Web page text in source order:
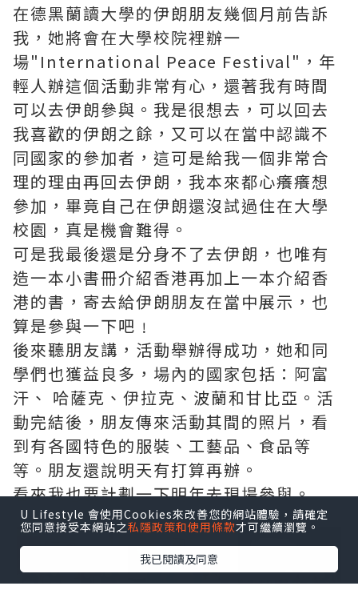
在德黑蘭讀大學的伊朗朋友幾個月前告訴
我，她將會在大學校院裡辦一
場"International Peace Festival"，年
輕人辦這個活動非常有心，還著我有時間
可以去伊朗參與。我是很想去，可以回去
我喜歡的伊朗之餘，又可以在當中認識不
同國家的參加者，這可是給我一個非常合
理的理由再回去伊朗，我本來都心癢癢想
參加，畢竟自己在伊朗還沒試過住在大學
校園，真是機會難得。
可是我最後還是分身不了去伊朗，也唯有
造一本小書冊介紹香港再加上一本介紹香
港的書，寄去給伊朗朋友在當中展示，也
算是參與一下吧﹗
後來聽朋友講，活動舉辦得成功，她和同
學們也獲益良多，場內的國家包括：阿富
汗、 哈薩克、伊拉克、波蘭和甘比亞。活
動完結後，朋友傳來活動其間的照片，看
到有各國特色的服裝、工藝品、食品等
等。朋友還說明天有打算再辦。
看來我也要計劃一下明年去現場參與。
點擊圖片放大
+29
U Lifestyle 會使用Cookies來改善您的網站體驗，請確定
您同意接受本網站之私隱政策和使用條款才可繼續瀏覽。
我已閱讀及同意